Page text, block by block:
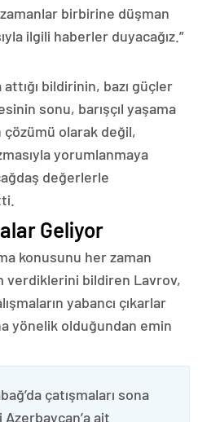
zamanlar birbirine düşman
ilgili haberler duyacağız.”
bildirinin, bazı güçler
sonu, barışçıl yaşama
çözümü olarak değil,
yorumlanmaya
değerlerle
Geliyor
konusunu her zaman
verdiklerini bildiren Lavrov,
yabancı çıkarlar
yönelik olduğundan emin
çatışmaları sona
ait